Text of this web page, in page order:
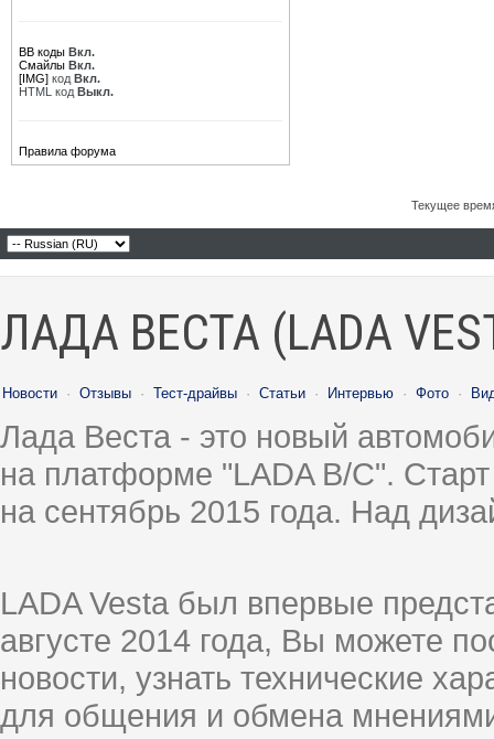
BB коды Вкл.
Смайлы Вкл.
[IMG] код Вкл.
HTML код Выкл.
Правила форума
Текущее
ЛАДА ВЕСТА (LADA
Новости · Отзывы · Тест-драйвы · Статьи · Интервью · Фото ·
Лада Веста - это новый
на платформе "LADA B/C".
на сентябрь 2015 года. Над
LADA Vesta был впервые
августе 2014 года, Вы можете
новости, узнать технические
для общения и обмена